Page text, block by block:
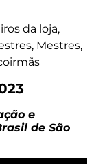
da loja,
Mestres,
e
de São